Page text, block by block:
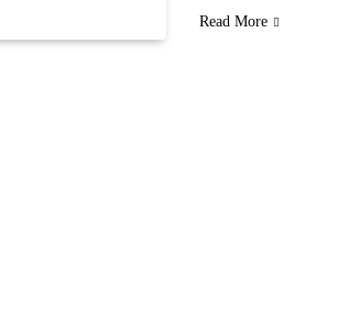
Read More